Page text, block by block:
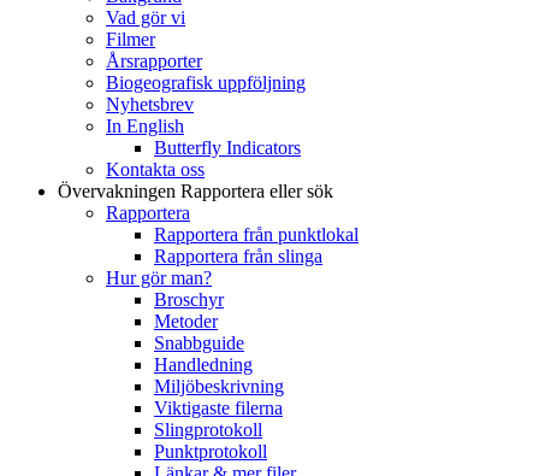
Vad gör vi
Filmer
Årsrapporter
Biogeografisk uppföljning
Nyhetsbrev
In English
Butterfly Indicators
Kontakta oss
Övervakningen Rapportera eller sök
Rapportera
Rapportera från punktlokal
Rapportera från slinga
Hur gör man?
Broschyr
Metoder
Snabbguide
Handledning
Miljöbeskrivning
Viktigaste filerna
Slingprotokoll
Punktprotokoll